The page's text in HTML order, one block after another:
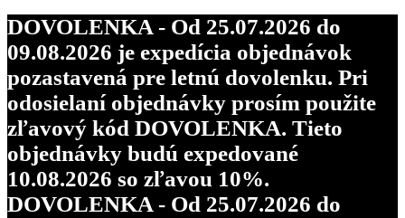
DOVOLENKA - Od 25.07.2026 do
09.08.2026 je expedícia objednávok
pozastavená pre letnú dovolenku. Pri
odosielaní objednávky prosím použite
zľavový kód DOVOLENKA. Tieto
objednávky budú expedované
10.08.2026 so zľavou 10%.
DOVOLENKA - Od 25.07.2026 do